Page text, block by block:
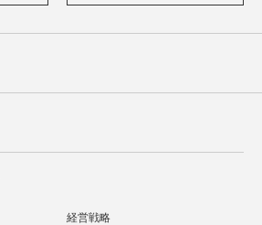
経営戦略